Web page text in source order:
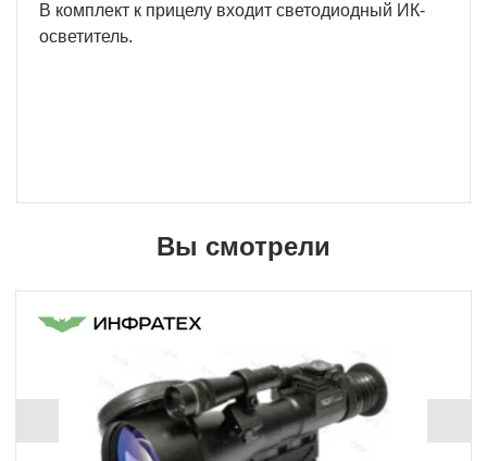
В комплект к прицелу входит светодиодный ИК-
осветитель.
Вы смотрели